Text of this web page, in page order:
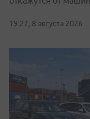
19:27, 8 августа 2026